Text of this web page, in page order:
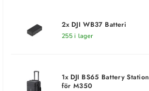
2x DJI WB37 Batteri
255 i lager
1x DJI BS65 Battery Station
för M350